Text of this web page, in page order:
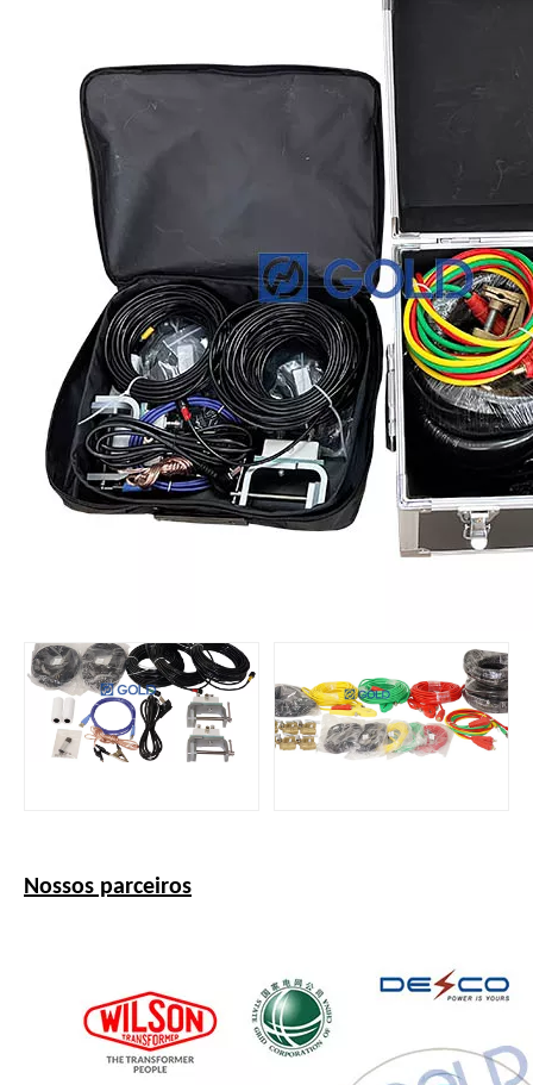
Nossos parceiros